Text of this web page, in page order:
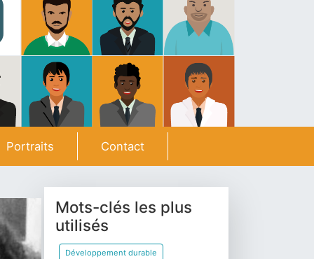
Portraits Contact
Mots-clés les plus
utilisés
Développement durable